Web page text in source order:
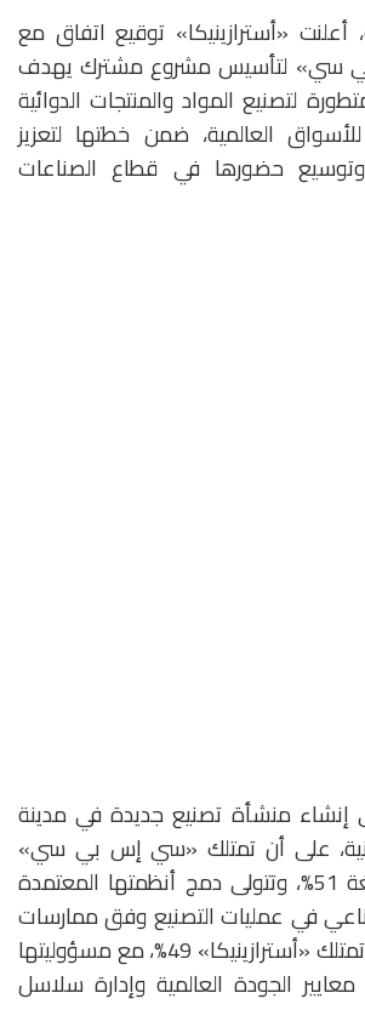
«أسترازينيكا» توقيع اتفاق مع
سي» لتأسيس مشروع مشترك يهدف
لتصنيع المواد والمنتجات الدوائية
العالمية، ضمن خطتها لتعزيز
وتوسيع حضورها في قطاع الصناعات
إنشاء منشأة تصنيع جديدة في مدينة
على أن تمتلك «سي إس بي سي»
حصة الأغلبية البالغة 51%، وتتولى دمج أنظمتها المعتمدة
في عمليات التصنيع وفق ممارسات
التصنيع الجيد، فيما تمتلك «أسترازينيكا» 49%، مع مسؤوليتها
الجودة العالمية وإدارة سلاسل